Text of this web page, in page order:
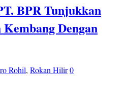
BPR Tunjukkan
Dengan
Rohil, Rokan Hilir0